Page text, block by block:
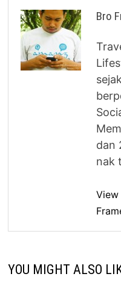
Bro
dan
nak
YOU MIGHT ALSO